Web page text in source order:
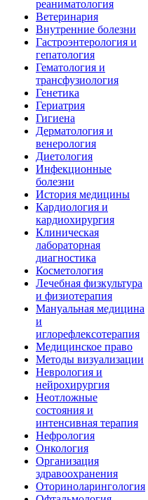
реаниматология
Ветеринария
Внутренние болезни
Гастроэнтерология и
гепатология
Гематология и
трансфузиология
Генетика
Гериатрия
Гигиена
Дерматология и
венерология
Диетология
Инфекционные
болезни
История медицины
Кардиология и
кардиохирургия
Клиническая
лабораторная
диагностика
Косметология
Лечебная физкультура
и физиотерапия
Мануальная медицина
и
иглорефлексотерапия
Медицинское право
Методы визуализации
Неврология и
нейрохирургия
Неотложные
состояния и
интенсивная терапия
Нефрология
Онкология
Организация
здравоохранения
Оториноларингология